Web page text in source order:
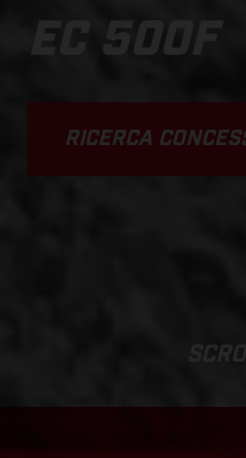
EC 500F
RICERCA